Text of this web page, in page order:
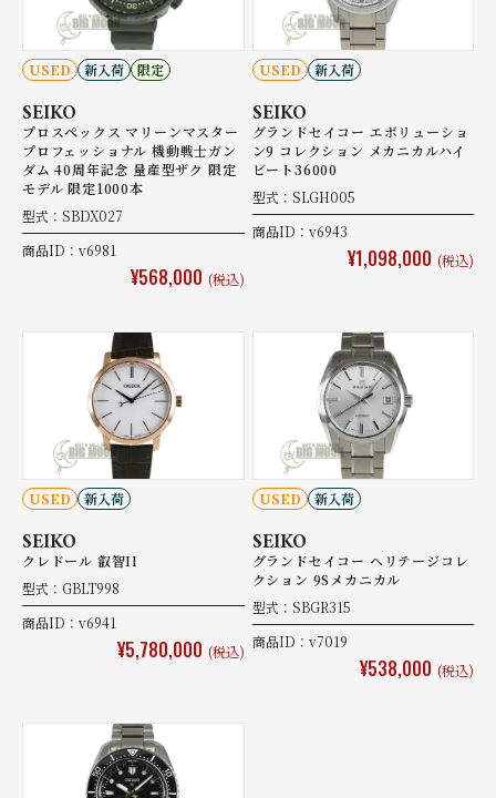
USED 新入荷 限定
SEIKO
プロスペックス マリーンマスター
プロフェッショナル 機動戦士ガン
ダム 40周年記念 量産型ザク 限定
モデル 限定1000本
型式：SBDX027
商品ID：v6981
¥568,000 (税込)
USED 新入荷
SEIKO
グランドセイコー エボリューショ
ン9 コレクション メカニカルハイ
ビート36000
型式：SLGH005
商品ID：v6943
¥1,098,000 (税込)
USED 新入荷
SEIKO
クレドール 叡智II
型式：GBLT998
商品ID：v6941
¥5,780,000 (税込)
USED 新入荷
SEIKO
グランドセイコー ヘリテージコレ
クション 9Sメカニカル
型式：SBGR315
商品ID：v7019
¥538,000 (税込)